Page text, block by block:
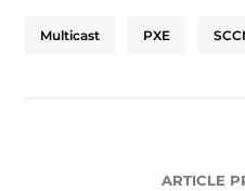
Multicast PXE
ARTICLE